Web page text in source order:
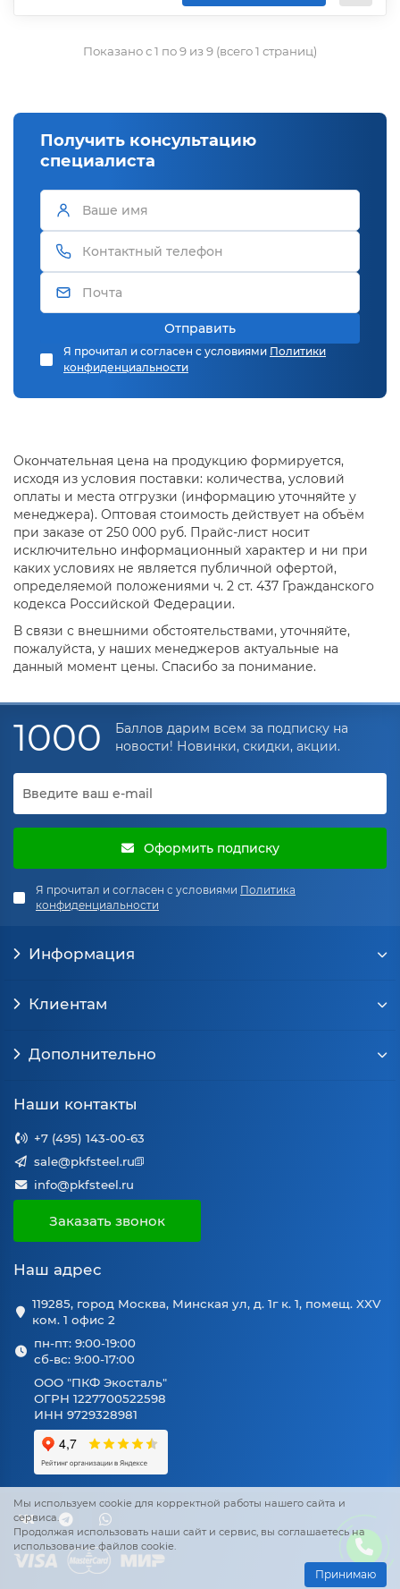
Показано с 1 по 9 из 9 (всего 1 страниц)
Получить консультацию
специалиста
Отправить
Я прочитал и согласен с условиями Политики
конфиденциальности
Окончательная цена на продукцию формируется,
исходя из условия поставки: количества, условий
оплаты и места отгрузки (информацию уточняйте у
менеджера). Оптовая стоимость действует на объём
при заказе от 250 000 руб. Прайс-лист носит
исключительно информационный характер и ни при
каких условиях не является публичной офертой,
определяемой положениями ч. 2 ст. 437 Гражданского
кодекса Российской Федерации.
В связи с внешними обстоятельствами, уточняйте,
пожалуйста, у наших менеджеров актуальные на
данный момент цены. Спасибо за понимание.
Мы используем cookie для корректной работы нашего сайта и
сервиса.
Продолжая использовать наши сайт и сервис, вы соглашаетесь на
использование файлов cookie.
Принимаю
1000
Баллов дарим всем за подписку на
новости! Новинки, скидки, акции.
Оформить подписку
Я прочитал и согласен с условиями Политика
конфиденциальности
Информация
Клиентам
Дополнительно
Наши контакты
+7 (495) 143-00-63
sale@pkfsteel.ru
info@pkfsteel.ru
Заказать звонок
Наш адрес
119285, город Москва, Минская ул, д. 1г к. 1, помещ. XXV
ком. 1 офис 2
пн-пт: 9:00-19:00
сб-вс: 9:00-17:00
ООО "ПКФ Экосталь"
ОГРН 1227700522598
ИНН 9729328981